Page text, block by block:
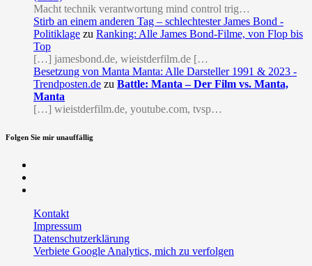
Macht technik verantwortung mind control trig…
Stirb an einem anderen Tag – schlechtester James Bond -
Politiklage zu Ranking: Alle James Bond-Filme, von Flop bis
Top
[…] jamesbond.de, wieistderfilm.de […
Besetzung von Manta Manta: Alle Darsteller 1991 & 2023 -
Trendposten.de zu Battle: Manta – Der Film vs. Manta,
Manta
[…] wieistderfilm.de, youtube.com, tvsp…
Folgen Sie mir unauffällig
Kontakt
Impressum
Datenschutzerklärung
Verbiete Google Analytics, mich zu verfolgen